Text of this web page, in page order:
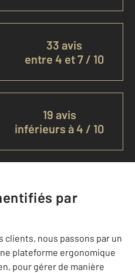
33 avis
entre 4 et 7 / 10
19 avis
inférieurs à 4 / 10
par
clients, nous passons par un
plateforme ergonomique
pour gérer de manière